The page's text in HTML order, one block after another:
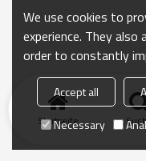
Startseite
We use cookies to
experience. They
order to constantly
Accept all
Necessary